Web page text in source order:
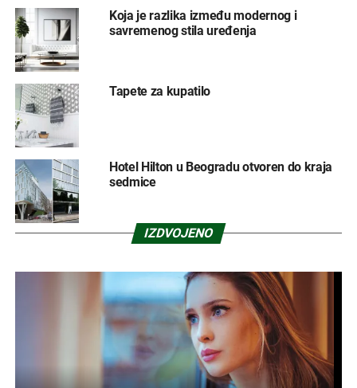
Koja je razlika između modernog i
savremenog stila uređenja
Tapete za kupatilo
Hotel Hilton u Beogradu otvoren do kraja
sedmice
IZDVOJENO